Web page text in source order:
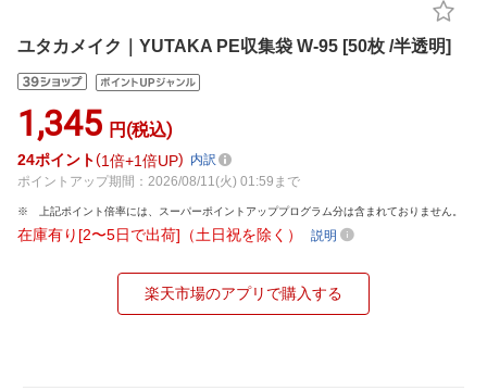
ユタカメイク｜YUTAKA PE収集袋 W-95 [50枚 /半透明]
1,345 円(税込)
24ポイント 1倍 1倍UP
内訳
ポイントアップ期間：2026/08/11(火) 01:59まで
上記ポイント倍率には、スーパーポイントアッププログラム分は含まれておりません。
在庫有り[2〜5日で出荷]（土日祝を除く） 説明
楽天市場のアプリで購入する